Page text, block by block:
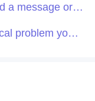
A time when you received a message or email
A challenging technological problem you faced